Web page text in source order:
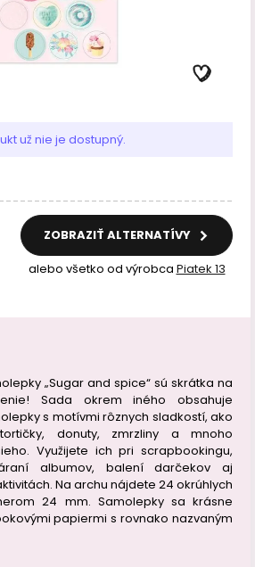
už nie je dostupný.
ZOBRAZIŤ ALTERNATÍVY
alebo všetko od výrobca Piatek 13
„Sugar and spice“ sú skrátka na
Sada okrem iného obsahuje
s motívmi rôznych sladkostí, ako
donuty, zmrzliny a mnoho
Využijete ich pri scrapbookingu,
albumov, balení darčekov aj
Na archu nájdete 24 okrúhlych
24 mm. Samolepky sa krásne
papiermi s rovnako nazvaným